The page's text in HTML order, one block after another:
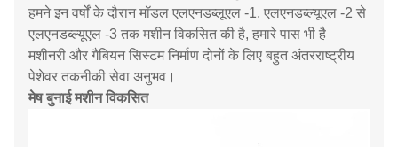
हमने इन वर्षों के दौरान मॉडल एलएनडब्लूएल -1, एलएनडब्ल्यूएल -2 से
एलएनडब्ल्यूएल -3 तक मशीन विकसित की है, हमारे पास भी है
मशीनरी और गैबियन सिस्टम निर्माण दोनों के लिए बहुत अंतरराष्ट्रीय
पेशेवर तकनीकी सेवा अनुभव।
मेष बुनाई मशीन विकसित